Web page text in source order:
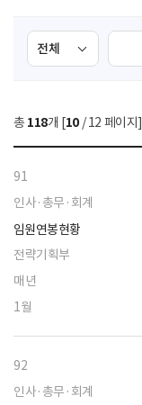
검
색
선
택
색
총 118개 [10 / 12 페이지]
91
인사·총무·회계
임원연봉현황
전략기획부
매년
1월
92
인사·총무·회계